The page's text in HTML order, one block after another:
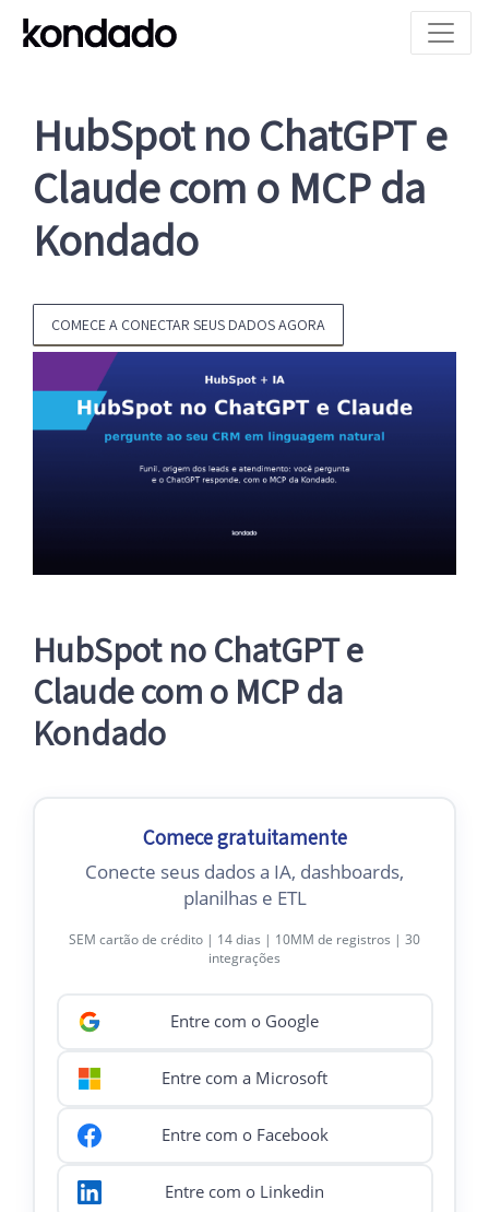
HubSpot no ChatGPT e
Claude com o MCP da
Kondado
COMECE A CONECTAR SEUS DADOS AGORA
HubSpot no ChatGPT e
Claude com o MCP da
Kondado
Comece gratuitamente
Conecte seus dados a IA, dashboards,
planilhas e ETL
SEM cartão de crédito | 14 dias | 10MM de registros | 30
integrações
Entre com o Google
Entre com a Microsoft
Entre com o Facebook
Entre com o Linkedin